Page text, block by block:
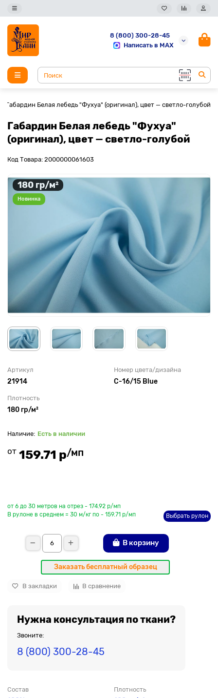
8 (800) 300-28-45
Написать в MAX
Габардин Белая лебедь "Фухуа" (оригинал), цвет — светло-голубой
Габардин Белая лебедь "Фухуа"
(оригинал), цвет — светло-голубой
Код Товара: 2000000061603
180 гр/м²
Новинка
Артикул
21914
Номер цвета/дизайна
С-16/15 Blue
Плотность
180 гр/м²
Есть в наличии
от 159.71 р/мп
от 6 до 30 метров на отрез - 174.92 р/мп
В рулоне в среднем = 30 м/кг по - 159.71 р/мп
Выбрать рулон
В корзину
Заказать бесплатный образец
В закладки В сравнение
Нужна консультация по ткани?
Звоните:
8 (800) 300-28-45
Состав Плотность